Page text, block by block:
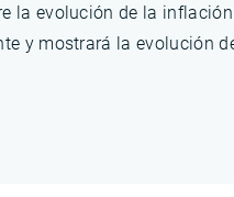
evolución de la
y mostrará la evolución